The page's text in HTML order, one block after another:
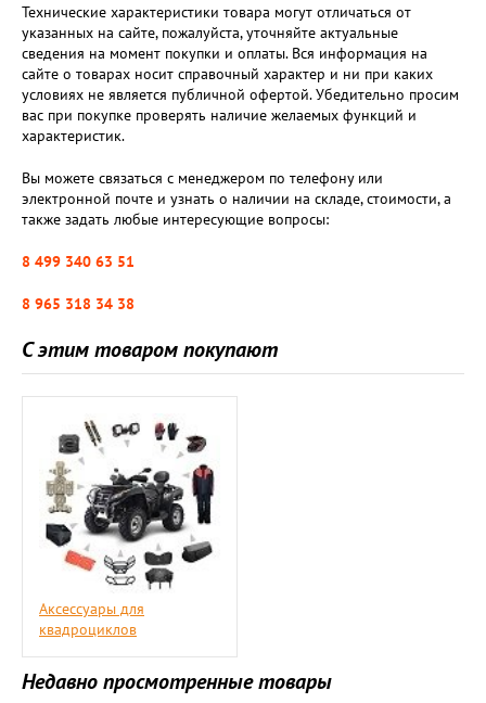
Технические характеристики товара могут отличаться от
указанных на сайте, пожалуйста, уточняйте актуальные
сведения на момент покупки и оплаты. Вся информация на
сайте о товарах носит справочный характер и ни при каких
условиях не является публичной офертой. Убедительно просим
вас при покупке проверять наличие желаемых функций и
характеристик.
Вы можете связаться с менеджером по телефону или
электронной почте и узнать о наличии на складе, стоимости, а
также задать любые интересующие вопросы:
8 499 340 63 51
8 965 318 34 38
С этим товаром покупают
Аксессуары для
квадроциклов
Недавно просмотренные товары